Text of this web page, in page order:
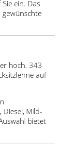
ein. Das
gewünschte
hoch. 343
auf
Mild-
bietet